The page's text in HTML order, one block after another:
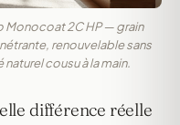
Monocoat 2C HP — grain
renouvelable sans
cousu à la main.
différence réelle